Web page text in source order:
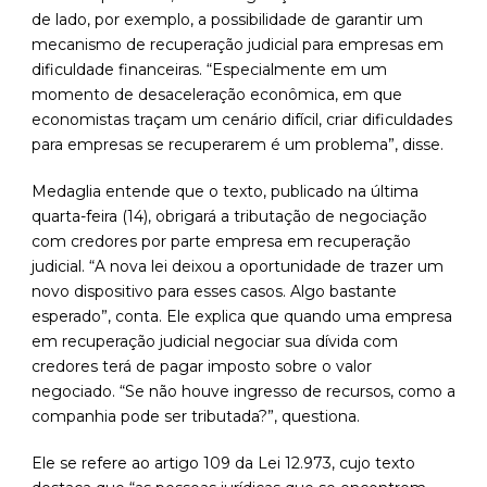
de lado, por exemplo, a possibilidade de garantir um
mecanismo de recuperação judicial para empresas em
dificuldade financeiras. “Especialmente em um
momento de desaceleração econômica, em que
economistas traçam um cenário difícil, criar dificuldades
para empresas se recuperarem é um problema”, disse.
Medaglia entende que o texto, publicado na última
quarta-feira (14), obrigará a tributação de negociação
com credores por parte empresa em recuperação
judicial. “A nova lei deixou a oportunidade de trazer um
novo dispositivo para esses casos. Algo bastante
esperado”, conta. Ele explica que quando uma empresa
em recuperação judicial negociar sua dívida com
credores terá de pagar imposto sobre o valor
negociado. “Se não houve ingresso de recursos, como a
companhia pode ser tributada?”, questiona.
Ele se refere ao artigo 109 da Lei 12.973, cujo texto